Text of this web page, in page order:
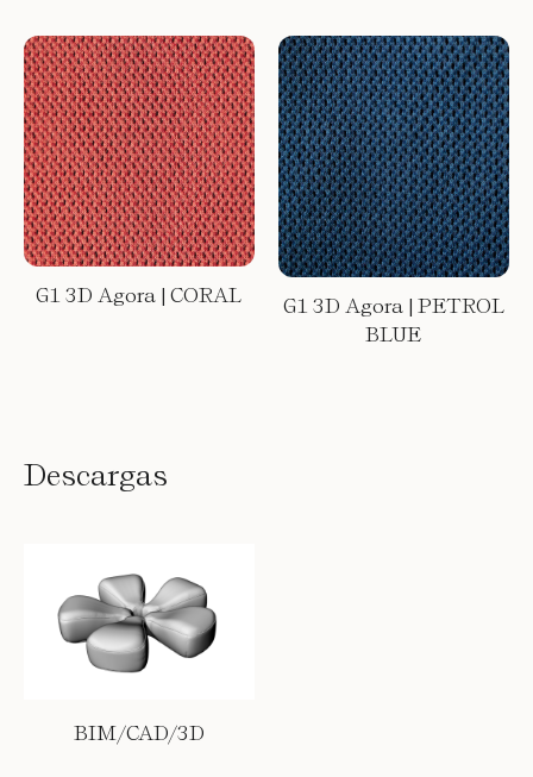
G1 3D Agora | CORAL
G1 3D Agora | PETROL
BLUE
Descargas
BIM/CAD/3D